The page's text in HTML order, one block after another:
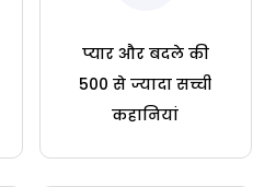
प्यार और बदले की
500 से ज्यादा सच्ची
कहानियां